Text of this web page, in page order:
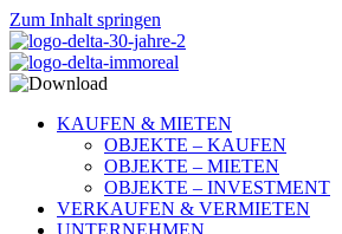
Zum Inhalt springen
KAUFEN & MIETEN
OBJEKTE – KAUFEN
OBJEKTE – MIETEN
OBJEKTE – INVESTMENT
VERKAUFEN & VERMIETEN
UNTERNEHMEN